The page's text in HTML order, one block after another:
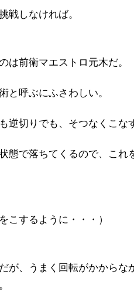
戦しなければ。
は前衛マエストロ元木だ。
と呼ぶにふさわしい。
逆切りでも、そつなくこな
態で落ちてくるので、これ
こするように・・・）
が、うまく回転がかからな